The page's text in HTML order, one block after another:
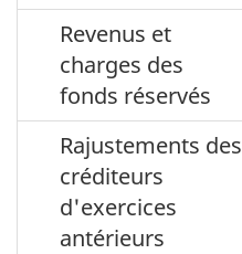
Revenus et
charges des
fonds réservés
Rajustements des
créditeurs
d'exercices
antérieurs